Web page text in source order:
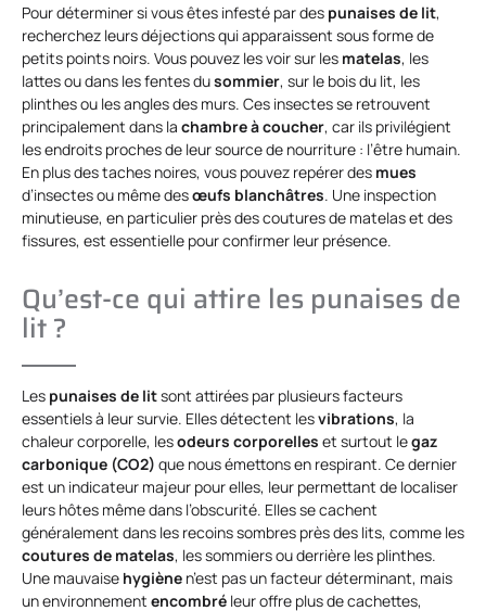
Pour déterminer si vous êtes infesté par des punaises de lit,
recherchez leurs déjections qui apparaissent sous forme de
petits points noirs. Vous pouvez les voir sur les matelas, les
lattes ou dans les fentes dusommier, sur le bois du lit, les
plinthes ou les angles des murs. Ces insectes se retrouvent
principalement dans la chambre à coucher, car ils privilégient
les endroits proches de leur source de nourriture : l’être humain.
En plus des taches noires, vous pouvez repérer des mues
d’insectes ou même desœufs blanchâtres. Une inspection
minutieuse, en particulier près des coutures de matelas et des
fissures, est essentielle pour confirmer leur présence.
Qu’est-ce qui attire les punaises de
lit ?
Les punaises de litsont attirées par plusieurs facteurs
essentiels à leur survie. Elles détectent lesvibrations, la
chaleur corporelle, lesodeurs corporelles et surtout legaz
carbonique (CO2) que nous émettons en respirant. Ce dernier
est un indicateur majeur pour elles, leur permettant de localiser
leurs hôtes même dans l’obscurité. Elles se cachent
généralement dans les recoins sombres près des lits, comme les
coutures de matelas, les sommiers ou derrière les plinthes.
Une mauvaise hygiène n’est pas un facteur déterminant, mais
un environnement encombré leur offre plus de cachettes,